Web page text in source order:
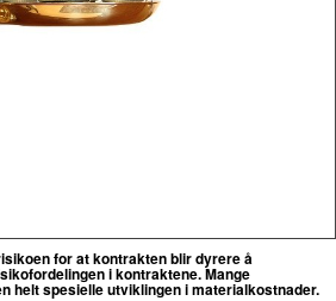
for at kontrakten blir dyrere å
i kontraktene. Mange
helt spesielle utviklingen i materialkostnader.